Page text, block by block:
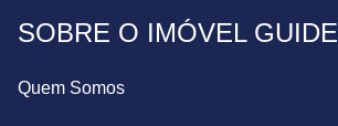
SOBRE O IMÓVEL GUIDE
Quem Somos